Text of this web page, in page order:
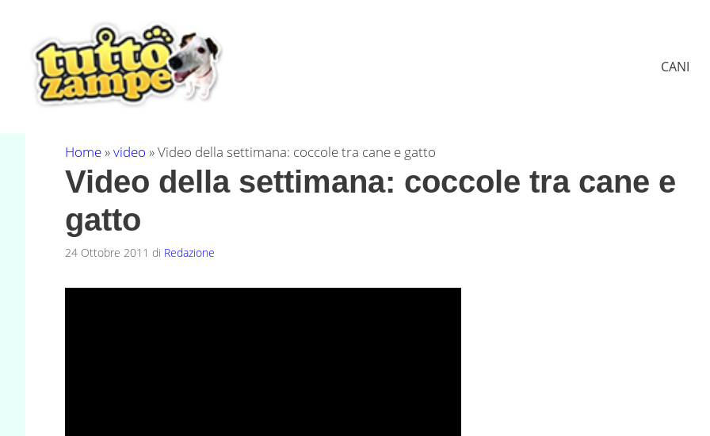
contenuto
CANI
Home»video »Video della settimana: coccole tra cane e gatto
Video della settimana: coccole tra cane e
gatto
24 Ottobre 2011 di Redazione